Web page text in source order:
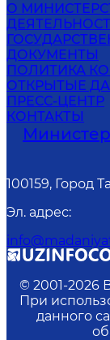
О
ДОКУМЕНТЫ
ПОЛИТИКА
ОТКРЫТЫЕ
ПРЕСС-ЦЕНТР
КОНТАКТЫ
100159, Город
Эл. адрес:
© 2001-2026
При
данного